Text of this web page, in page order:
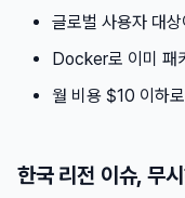
글로벌 사용자 대
Docker로 이미 패
월 비용 $10 이하
한국 리전 이슈, 무